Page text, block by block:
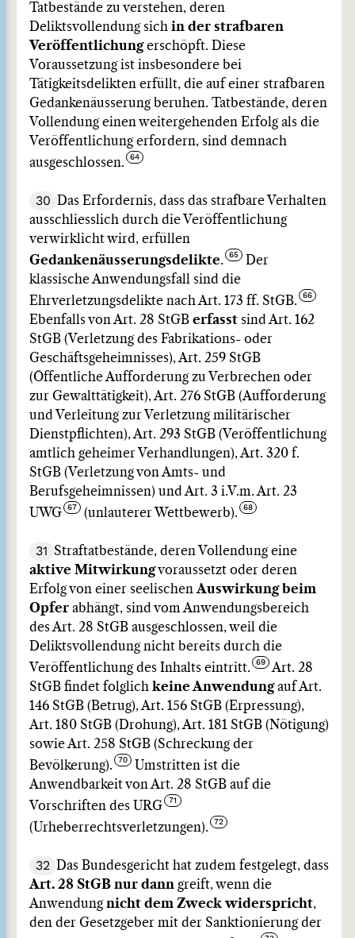
Tatbestände zu verstehen, deren
Deliktsvollendung sich in der strafbaren
Veröffentlichungerschöpft. Diese
Voraussetzung ist insbesondere bei
Tätigkeitsdelikten erfüllt, die auf einer strafbaren
Gedankenäusserung beruhen. Tatbestände, deren
Vollendung einen weitergehenden Erfolg als die
Veröffentlichung erfordern, sind demnach
ausgeschlossen.
30
Das Erfordernis, dass das strafbare Verhalten
ausschliesslich durch die Veröffentlichung
verwirklicht wird, erfüllen
Gedankenäusserungsdelikte.
Der
klassische Anwendungsfall sind die
Ehrverletzungsdelikte nach Art. 173 ff. StGB.
Ebenfalls von Art. 28 StGB erfasst sind Art. 162
StGB (Verletzung des Fabrikations- oder
Geschäftsgeheimnisses), Art. 259 StGB
(Öffentliche Aufforderung zu Verbrechen oder
zur Gewalttätigkeit), Art. 276 StGB (Aufforderung
und Verleitung zur Verletzung militärischer
Dienstpflichten), Art. 293 StGB (Veröffentlichung
amtlich geheimer Verhandlungen), Art. 320 f.
StGB (Verletzung von Amts- und
Berufsgeheimnissen) und Art. 3 i.V.m. Art. 23
UWG
(unlauterer Wettbewerb).
31
Straftatbestände, deren Vollendung eine
aktive Mitwirkungvoraussetzt oder deren
Erfolg von einer seelischen Auswirkung beim
Opfer abhängt, sind vom Anwendungsbereich
des Art. 28 StGB ausgeschlossen, weil die
Deliktsvollendung nicht bereits durch die
Veröffentlichung des Inhalts eintritt.
Art. 28
StGB findet folglich keine Anwendungauf Art.
146 StGB (Betrug), Art. 156 StGB (Erpressung),
Art. 180 StGB (Drohung), Art. 181 StGB (Nötigung)
sowie Art. 258 StGB (Schreckung der
Bevölkerung).
Umstritten ist die
Anwendbarkeit von Art. 28 StGB auf die
Vorschriften des URG
(Urheberrechtsverletzungen).
32
Das Bundesgericht hat zudem festgelegt, dass
Art. 28 StGB nur dann greift, wenn die
Anwendungnicht dem Zweck widerspricht,
den der Gesetzgeber mit der Sanktionierung der